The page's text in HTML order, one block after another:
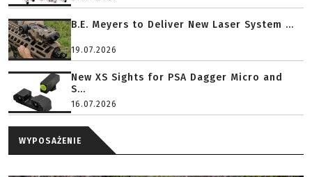
B.E. Meyers to Deliver New Laser System ...
19.07.2026
New XS Sights for PSA Dagger Micro and
S...
16.07.2026
WYPOSAŻENIE